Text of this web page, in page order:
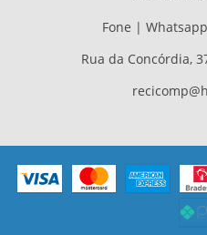
Fone |
Rua da Concórdia,